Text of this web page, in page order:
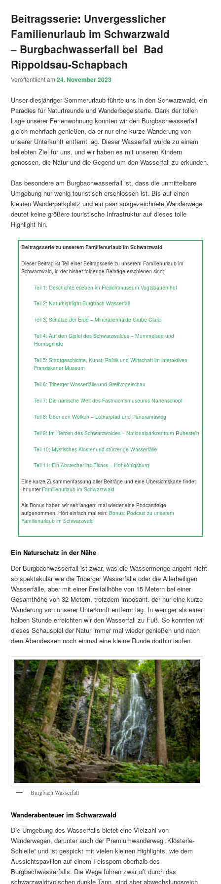
Beitragsserie: Unvergesslicher
Familienurlaub im Schwarzwald
– Burgbachwasserfall bei Bad
Rippoldsau-Schapbach
Veröffentlicht am24. November 2023
Unser diesjähriger Sommerurlaub führte uns in den Schwarzwald, ein
Paradies für Naturfreunde und Wanderbegeisterte. Dank der tollen
Lage unserer Ferienwohnung konnten wir den Burgbachwasserfall
gleich mehrfach genießen, da er nur eine kurze Wanderung von
unserer Unterkunft entfernt lag. Dieser Wasserfall wurde zu einem
beliebten Ziel für uns, und wir haben es mit unseren Kindern
genossen, die Natur und die Gegend um den Wasserfall zu erkunden.
Das besondere am Burgbachwasserfall ist, dass die unmittelbare
Umgebung nur wenig touristisch erschlossen ist. Bis auf einen
kleinen Wanderparkplatz und ein paar ausgezeichnete Wanderwege
deutet keine größere touristische Infrastruktur auf dieses tolle
Highlight hin.
Beitragsserie zu unserem Familienurlaub im Schwarzwald
Dieser Beitrag ist Teil einer Beitragsserie zu unserem Familienurlaub im
Schwarzwald, in der bisher folgende Beiträge erschienen sind:
Teil 1: Geschichte erleben im Freilichtmuseum Vogtsbauernhof
Teil 2: Naturhighlight Burgbach Wasserfall
Teil 3: Schätze der Erde – Mineralienhalde Grube Clara
Teil 4: Auf den Gipfel des Schwarzwaldes – Mummelsee und
Hornisgrinde
Teil 5: Stadtgeschichte, Kunst, Politik und Wirtschaft im interaktiven
Franziskaner Museum
Teil 6: Triberger Wasserfälle und Greifvogelschau
Teil 7: Die närrische Welt des Fastnachtsmuseums Narrenschopf
Teil 8: Über den Wolken – Lotharpfad und Panoramaweg
Teil 9: Im Herzen des Schwarzwaldes – Nationalparkzentrum Ruhestein
Teil 10: Mystisches Kloster und stürzende Wasserfälle
Teil 11: Ein Abstecher ins Elsass – Hohkönigsburg
Eine kurze Zusammenfassung aller Beiträge und eine Übersichtskarte findet
Ihr unter Familienurlaub im Schwarzwald
Als Bonus haben wir seit langem mal wieder eine Podcastfolge
aufgenommen. Hört einfach mal rein: Bonus: Podcast zu unserem
Familienurlaub im Schwarzwald
Ein Naturschatz in der Nähe
Der Burgbachwasserfall ist zwar, was die Wassermenge angeht nicht
so spektakulär wie die Triberger Wasserfälle oder die Allerheiligen
Wasserfälle, aber mit einer Freifallhöhe von 15 Metern bei einer
Gesamthöhe von 32 Metern, trotzdem imposant. der nur eine kurze
Wanderung von unserer Unterkunft entfernt lag. In weniger als einer
halben Stunde erreichten wir den Wasserfall zu Fuß. So konnten wir
dieses Schauspiel der Natur immer mal wieder genießen und nach
dem Abendessen noch einmal eine kleine Runde dorthin laufen.
Burgbach Wasserfall
Wanderabenteuer im Schwarzwald
Die Umgebung des Wasserfalls bietet eine Vielzahl von
Wanderwegen, darunter auch der Premiumwanderweg „Klösterle-
Schleife“ und ist gespickt mit vielen kleinen Highlights, wie dem
Aussichtspavillon auf einem Felssporn oberhalb des
Burgbachwasserfalls. Die Wege führen zwar oft durch das
schwarzwaldtypischen dunkle Tann, sind aber abwechslungsreich